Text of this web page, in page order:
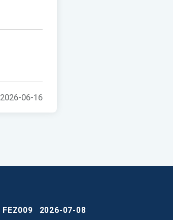
2026-06-16
FEZ009 2026-07-08